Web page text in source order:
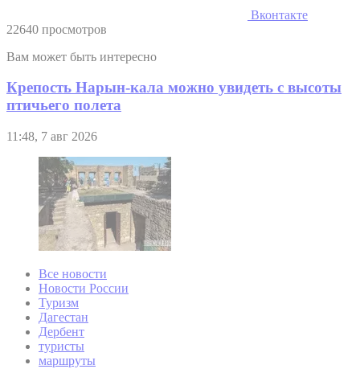
Вконтакте
22640 просмотров
Вам может быть интересно
Крепость Нарын-кала можно увидеть с высоты
птичьего полета
11:48, 7 авг 2026
Все новости
Новости России
Туризм
Дагестан
Дербент
туристы
маршруты